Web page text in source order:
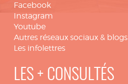
Facebook
Instagram
Youtube
Autres réseaux sociaux & blogs
Les infolettres
LES + CONSULTÉS